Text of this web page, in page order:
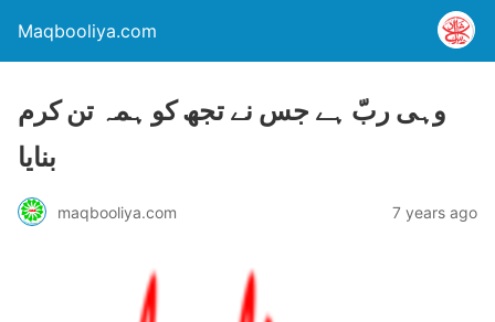
Maqbooliya.com
وہی ربّ ہے جس نے تجھ کو ہمہ تن کرم
بنایا
maqbooliya.com 7 years ago